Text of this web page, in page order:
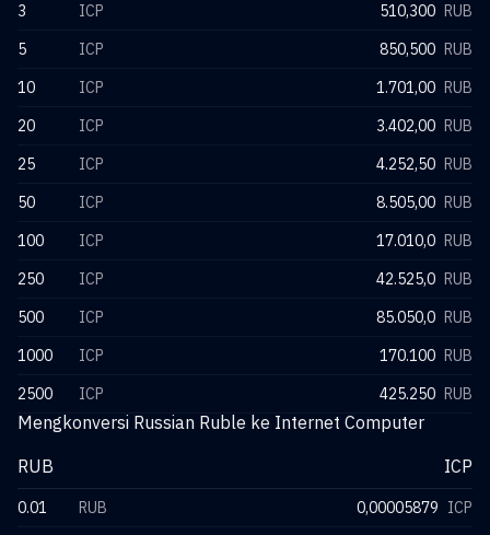
3
ICP 510,300 RUB
5
ICP 850,500 RUB
10
ICP 1.701,00 RUB
20
ICP 3.402,00 RUB
25
ICP 4.252,50 RUB
50
ICP 8.505,00 RUB
100
ICP 17.010,0 RUB
250
ICP 42.525,0 RUB
500
ICP 85.050,0 RUB
1000
ICP 170.100 RUB
2500
ICP 425.250 RUB
Mengkonversi Russian Ruble ke Internet Computer
RUB
ICP
0.01 RUB 0,00005879 ICP